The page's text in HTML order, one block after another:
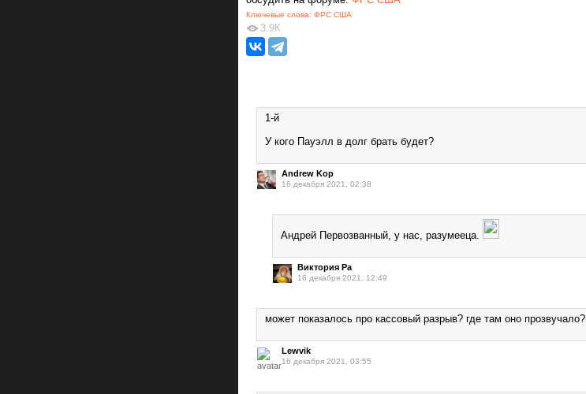
Ключевые слова: ФРС США
3.9К
1-й
У кого Пауэлл в долг брать будет?
Andrew Kop
16 декабря 2021, 02:38
Андрей Первозванный, у нас, разумееца.
Виктория Ра
16 декабря 2021, 12:49
может показалось про кассовый разрыв? где там оно прозвучало?
Lewvik
16 декабря 2021, 03:55